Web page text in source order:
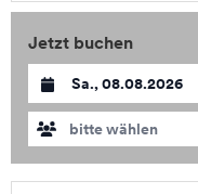
Jetzt buchen
Datum auswählen
bitte wählen